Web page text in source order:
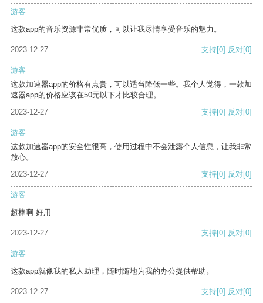
游客
这款app的音乐资源非常优质，可以让我尽情享受音乐的魅力。
2023-12-27 支持[0] 反对[0]
游客
这款加速器app的价格有点贵，可以适当降低一些。我个人觉得，一款加
速器app的价格应该在50元以下才比较合理。
2023-12-27
支持[0] 反对[0]
游客
这款加速器app的安全性很高，使用过程中不会泄露个人信息，让我非常
放心。
2023-12-27
支持[0] 反对[0]
游客
超棒啊 好用
2023-12-27 支持[0] 反对[0]
游客
这款app就像我的私人助理，随时随地为我的办公提供帮助。
2023-12-27 支持[0] 反对[0]